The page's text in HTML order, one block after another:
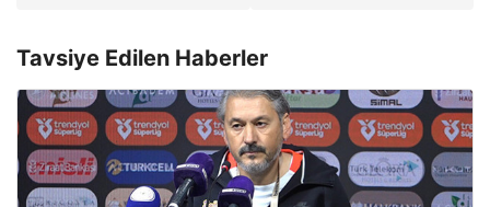
Tavsiye Edilen Haberler